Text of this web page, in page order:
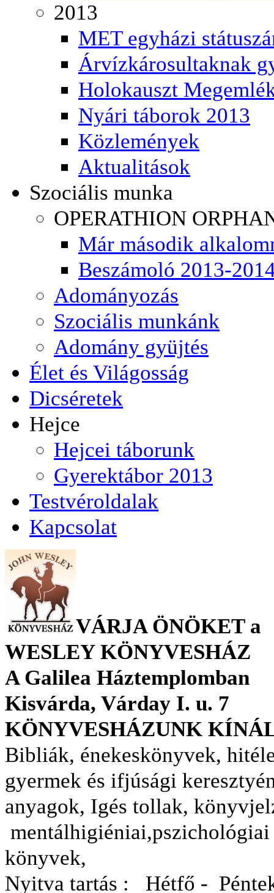
2013
MET egyházi
Árvízkárosultaknak
Holokauszt
Nyári táborok 2013
Közlemények
Aktualitások
Szociális munka
OPERATHION
Már második
Beszámoló 2013-
Adományozás
Szociális munkánk
Adomány gyüjtés
Élet és Világosság
Dicséretek
Hejce
Hejcei táborunk
Gyerektábor 2013
Testvéroldalak
Kapcsolat
VÁRJA ÖNÖKETa
WESLEY KÖNYVESHÁZ
A Galilea Háztemplomban
Kisvárda, Várday I. u. 7
KÖNYVESHÁZUNK
Bibliák, énekeskönyvek,
gyermek és ifjúsági
anyagok, Igés tollak,
könyvek,
Nyitva tartás : Hétfő -